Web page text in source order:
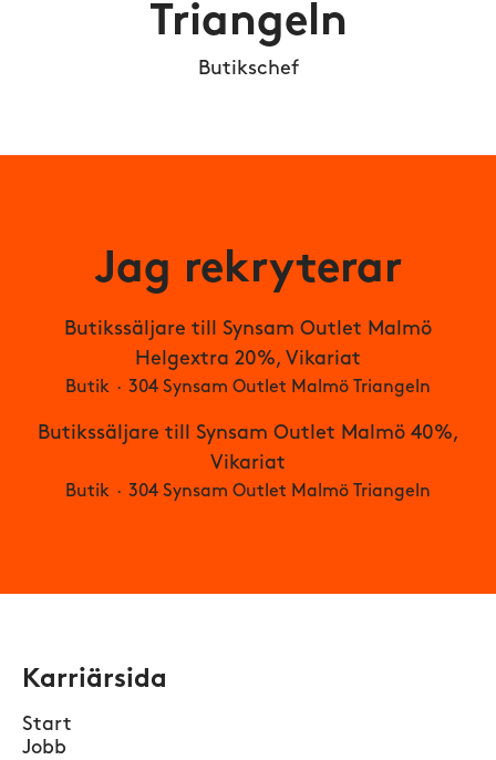
Triangeln
Butikschef
Jag rekryterar
Butikssäljare till Synsam Outlet Malmö
Helgextra 20%, Vikariat
Butik · 304 Synsam Outlet Malmö Triangeln
Butikssäljare till Synsam Outlet Malmö 40%,
Vikariat
Butik · 304 Synsam Outlet Malmö Triangeln
Karriärsida
Start
Jobb